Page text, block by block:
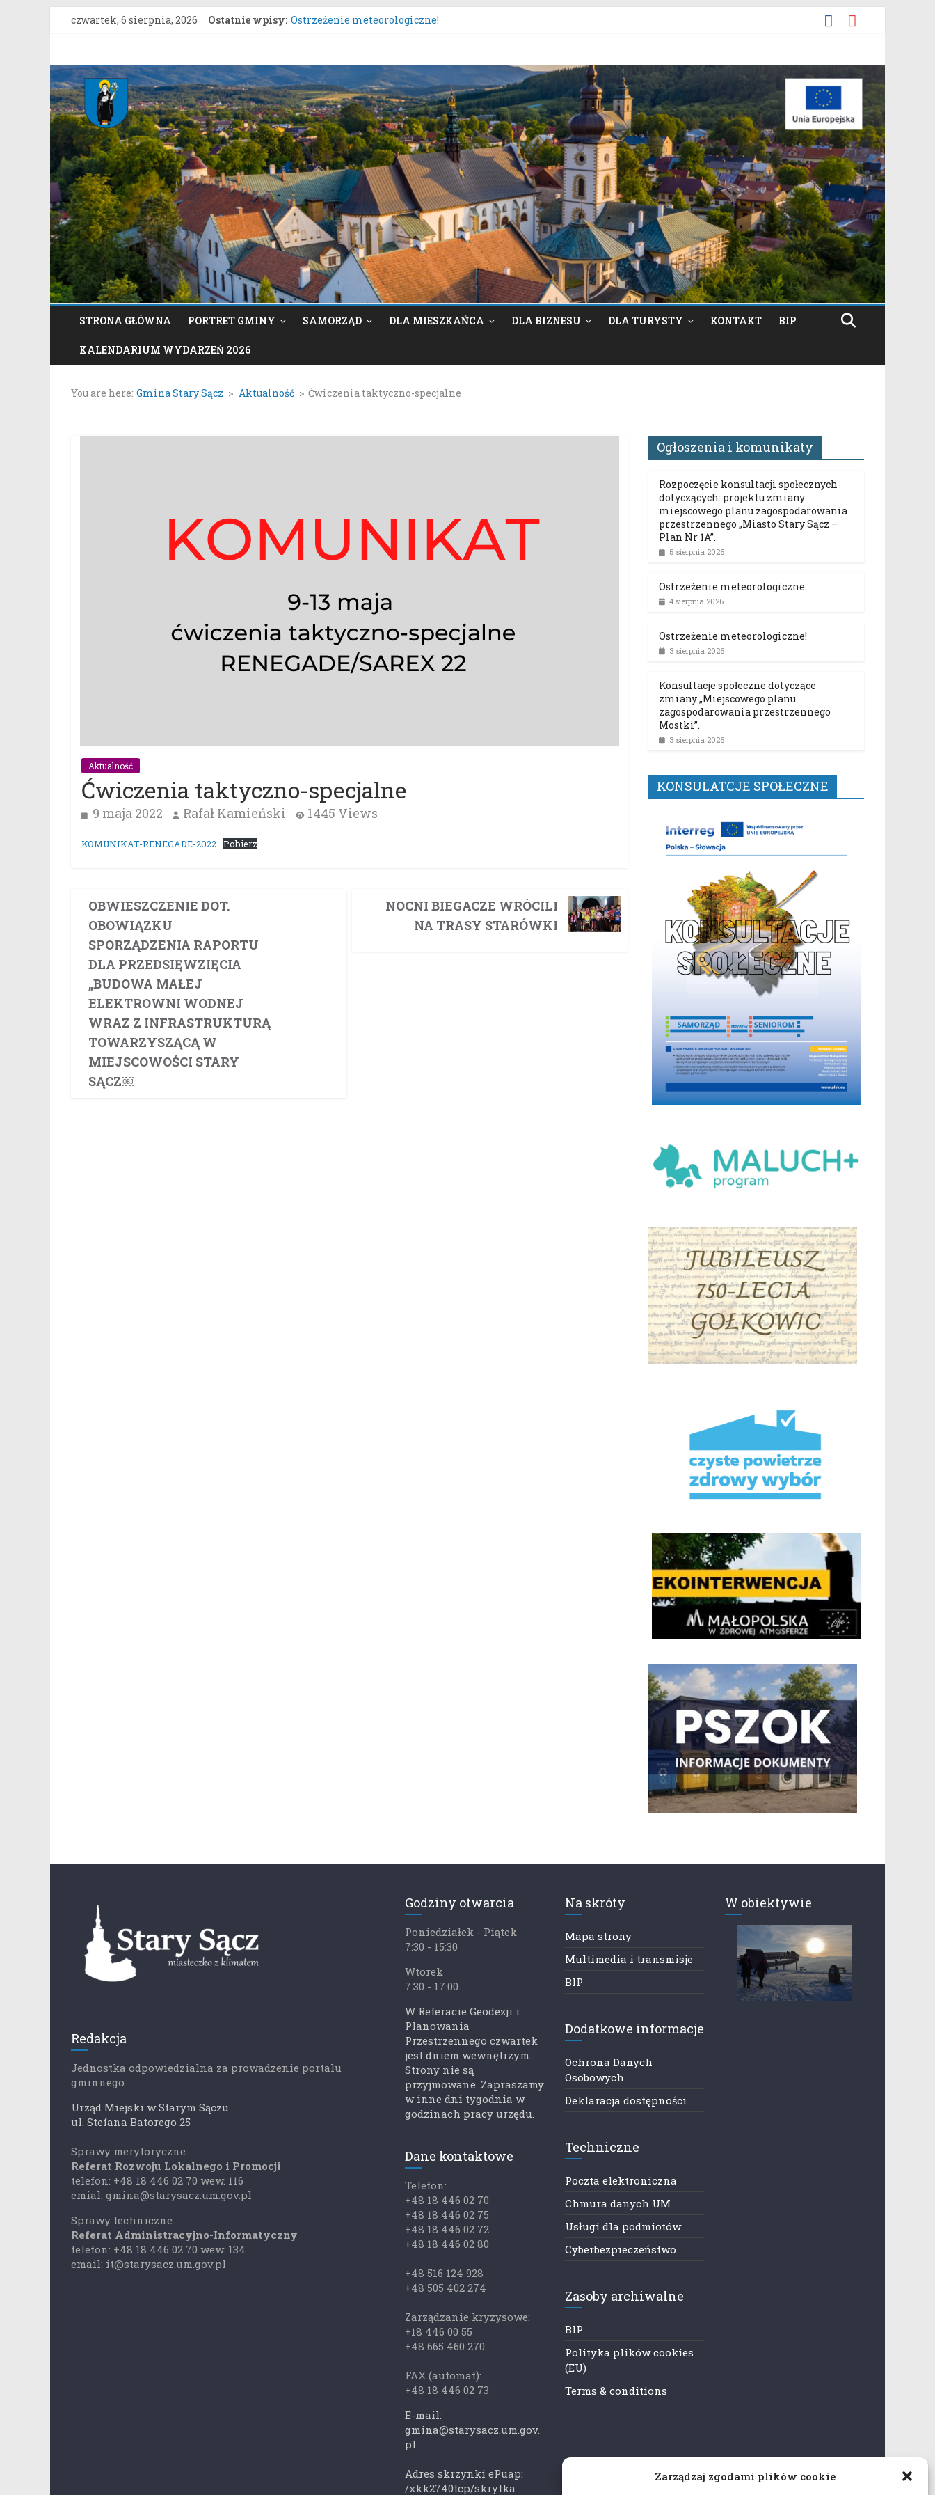
Zarządzaj zgodami plików cookie
Przejdź
czwartek, 6 sierpnia, 2026 Ostatnie wpisy: Ostrzeżenie meteorologiczne!
Stary Sącz – Plan Nr 1A”.
System nieodpłatnej pomocy prawnej!
Ostrzeżenie meteorologiczne.
Gmina
Stary
Sącz
Portal
samorządowy
Gminy
Stary
Sącz
STRONA GŁÓWNA PORTRET GMINY SAMORZĄD DLA MIESZKAŃCA DLA BIZNESU DLA TURYSTY KONTAKT BIP
KALENDARIUM WYDARZEŃ 2026
You are here: Gmina Stary Sącz > Aktualność > Ćwiczenia taktyczno-specjalne
Aktualność
Ćwiczenia taktyczno-specjalne
9 maja 2022 Rafał Kamieński 1445 Views
KOMUNIKAT-RENEGADE-2022 Pobierz
OBWIESZCZENIE DOT.
OBOWIĄZKU
SPORZĄDZENIA RAPORTU
DLA PRZEDSIĘWZIĘCIA
„BUDOWA MAŁEJ
ELEKTROWNI WODNEJ
WRAZ Z INFRASTRUKTURĄ
TOWARZYSZĄCĄ W
MIEJSCOWOŚCI STARY
SĄCZ￼
NOCNI BIEGACZE WRÓCILI
NA TRASY STARÓWKI
Ogłoszenia i komunikaty
Rozpoczęcie konsultacji społecznych
dotyczących: projektu zmiany
miejscowego planu zagospodarowania
przestrzennego „Miasto Stary Sącz –
Plan Nr 1A”.
5 sierpnia 2026
Ostrzeżenie meteorologiczne.
4 sierpnia 2026
Ostrzeżenie meteorologiczne!
3 sierpnia 2026
Konsultacje społeczne dotyczące
zmiany „Miejscowego planu
zagospodarowania przestrzennego
Mostki”.
3 sierpnia 2026
KONSULATCJE SPOŁECZNE
Redakcja
Jednostka odpowiedzialna za prowadzenie portalu
gminnego.
Urząd Miejski w Starym Sączu
ul. Stefana Batorego 25
Sprawy merytoryczne:
Referat Rozwoju Lokalnego i Promocji
telefon: +48 18 446 02 70 wew. 116
emial: gmina@starysacz.um.gov.pl
Sprawy techniczne:
Referat Administracyjno-Informatyczny
telefon: +48 18 446 02 70 wew. 134
email: it@starysacz.um.gov.pl
Godziny otwarcia
Poniedziałek - Piątek
7:30 - 15:30
Wtorek
7:30 - 17:00
W Referacie Geodezji i
Planowania
Przestrzennego czwartek
jest dniem wewnętrzym.
Strony nie są
przyjmowane. Zapraszamy
w inne dni tygodnia w
godzinach pracy urzędu.
Dane kontaktowe
Telefon:
+48 18 446 02 70
+48 18 446 02 75
+48 18 446 02 72
+48 18 446 02 80
+48 516 124 928
+48 505 402 274
Zarządzanie kryzysowe:
+18 446 00 55
+48 665 460 270
FAX (automat):
+48 18 446 02 73
E-mail:
gmina@starysacz.um.gov.
pl
Adres skrzynki ePuap:
/xkk2740tcp/skrytka
Na skróty
Mapa strony
Multimedia i transmisje
BIP
Dodatkowe informacje
Ochrona Danych
Osobowych
Deklaracja dostępności
Techniczne
Poczta elektroniczna
Chmura danych UM
Usługi dla podmiotów
Cyberbezpieczeństwo
Zasoby archiwalne
BIP
Polityka plików cookies
(EU)
Terms & conditions
W obiektywie